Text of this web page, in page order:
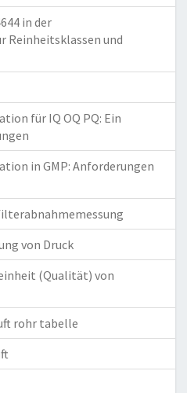
in der
und
für IQ OQ PQ: Ein
in GMP: Anforderungen
von Druck
(Qualität) von
rohr tabelle